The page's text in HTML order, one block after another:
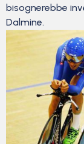
bisognerebbe
Dalmine.